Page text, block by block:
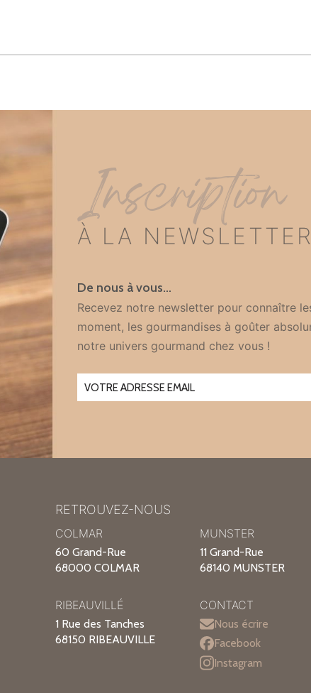
Inscription
À LA NEWSLETTER
De nous à vous…
Recevez notre newsletter pour connaître
moment, les gourmandises à goûter
notre univers gourmand chez vous !
RETROUVEZ-NOUS
COLMAR
60 Grand-Rue
68000 COLMAR
MUNSTER
11 Grand-Rue
68140 MUNSTER
RIBEAUVILLÉ
1 Rue des Tanches
68150 RIBEAUVILLE
CONTACT
Nous écrire
Facebook
Instagram